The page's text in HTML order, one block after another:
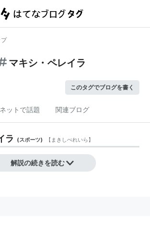
プ
マキシ・ペレイラ
このタグでブログを書く
ネットで話題 関連ブログ
ラ (スポーツ) 【 まきしぺれいら】
ノ・ペレイラ
解説の続きを読む